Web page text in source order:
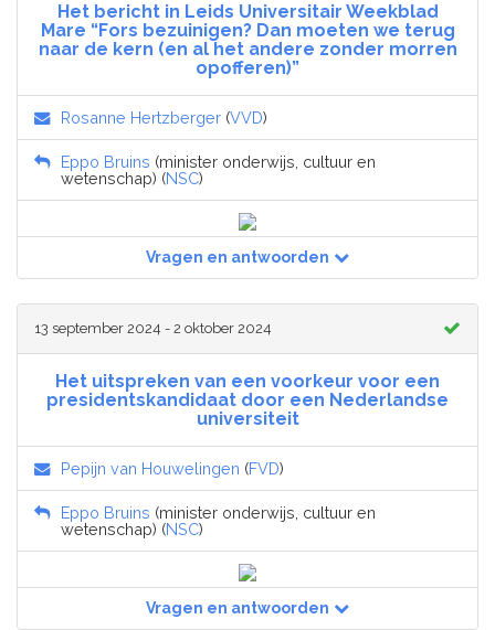
Het bericht in Leids Universitair Weekblad
Mare “Fors bezuinigen? Dan moeten we terug
naar de kern (en al het andere zonder morren
opofferen)”
Rosanne Hertzberger (VVD)
Eppo Bruins (minister onderwijs, cultuur en
wetenschap) (NSC)
Vragen en antwoorden
13 september 2024 - 2 oktober 2024
Het uitspreken van een voorkeur voor een
presidentskandidaat door een Nederlandse
universiteit
Pepijn van Houwelingen (FVD)
Eppo Bruins (minister onderwijs, cultuur en
wetenschap) (NSC)
Vragen en antwoorden